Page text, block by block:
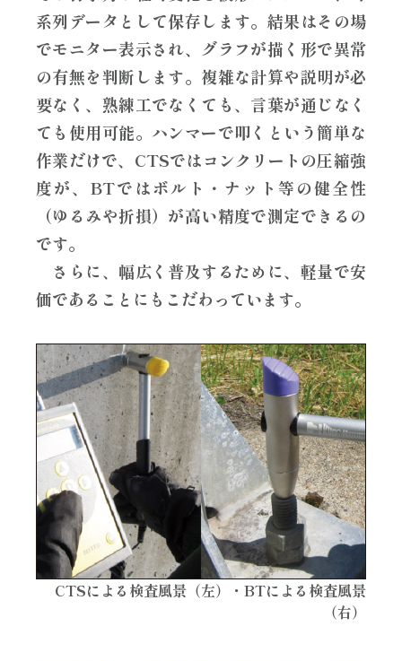
系列データとして保存します。結果はその場
でモニター表示され、グラフが描く形で異常
の有無を判断します。複雑な計算や説明が必
要なく、熟練工でなくても、言葉が通じなく
ても使用可能。ハンマーで叩くという簡単な
作業だけで、CTSではコンクリートの圧縮強
度が、BTではボルト・ナット等の健全性
（ゆるみや折損）が高い精度で測定できるの
です。
さらに、幅広く普及するために、軽量で安
価であることにもこだわっています。
CTSによる検査風景（左）・BTによる検査風景
（右）